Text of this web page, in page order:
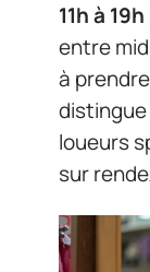
11h à
entre
à
loueurs
sur